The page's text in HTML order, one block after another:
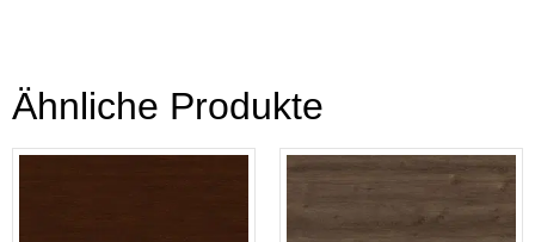
Ähnliche Produkte